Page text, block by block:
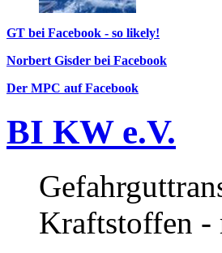
GT bei Facebook - so likely!
Norbert Gisder bei Facebook
Der MPC auf Facebook
BI KW e.V.
Kraftstoffen -